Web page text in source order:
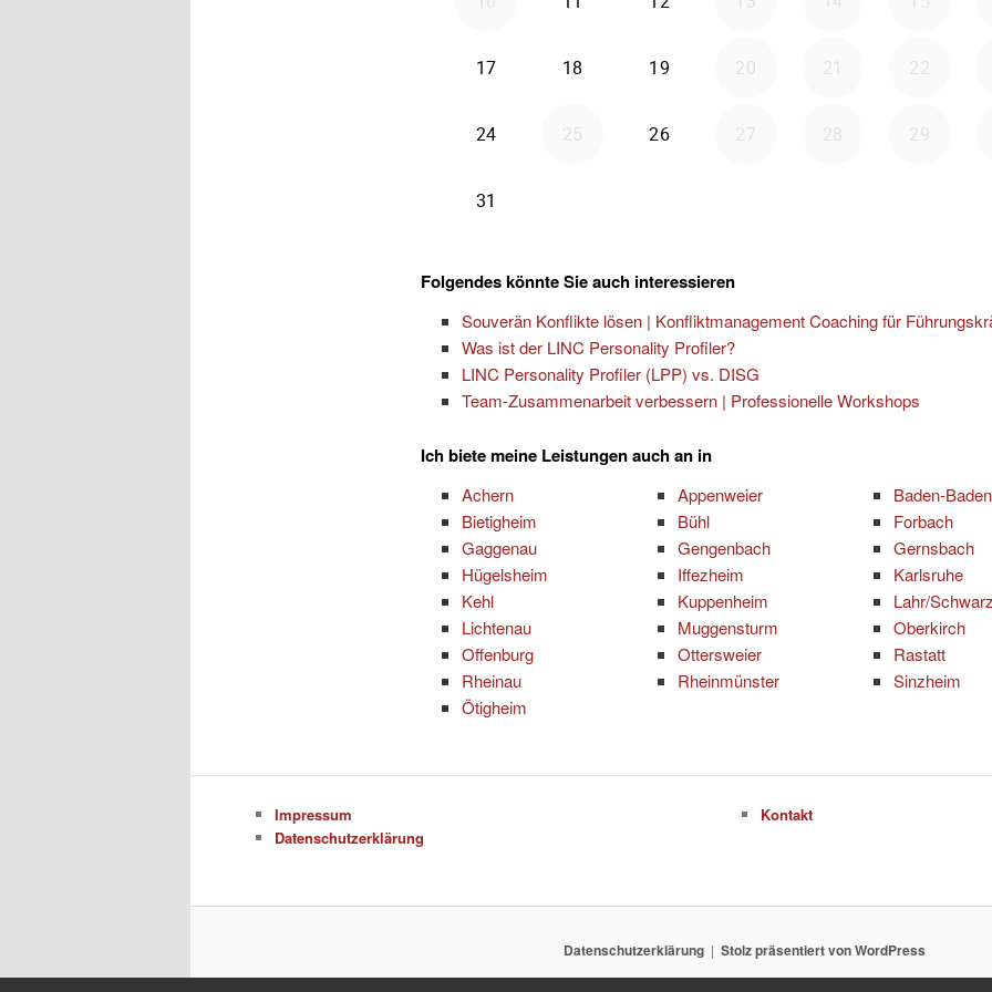
Folgendes könnte Sie auch interessieren
Souverän Konflikte lösen | Konfliktmanagement Coaching für
Was ist der LINC Personality Profiler?
LINC Personality Profiler (LPP) vs. DISG
Team-Zusammenarbeit verbessern | Professionelle Workshops
Ich biete meine Leistungen auch an in
Achern
Bietigheim
Gaggenau
Hügelsheim
Kehl
Lichtenau
Offenburg
Rheinau
Ötigheim
Appenweier
Bühl
Gengenbach
Iffezheim
Kuppenheim
Muggensturm
Ottersweier
Rheinmünster
Baden-Baden
Forbach
Gernsbach
Karlsruhe
Lahr/
Oberkirch
Rastatt
Sinzheim
Impressum
Datenschutzerklärung
Kontakt
Datenschutzerklärung Stolz präsentiert von WordPress